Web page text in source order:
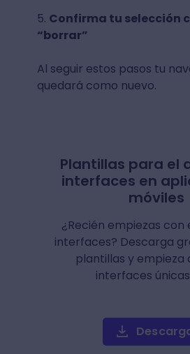
5. Confirma tu selección
“borrar”
Al seguir estos pasos tu
quedará como nuevo.
Plantillas para el
interfaces en
móviles
¿Recién empiezas con
interfaces? Descarga
plantillas y empieza
interfaces únicas